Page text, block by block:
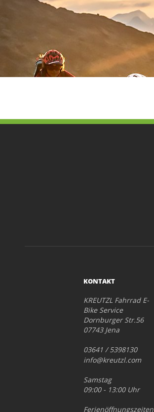
KONTAKT
KREUTZL Fahrrad E-
Bike Service
Dornburger Str.56
07743 Jena
03641 / 5398130
info@kreutzl.com
Samstag
09:00 - 13:00 Uhr
Ferienöffnungszeiten